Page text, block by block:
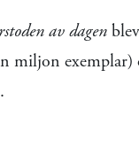
av dagen
miljon exemplar)